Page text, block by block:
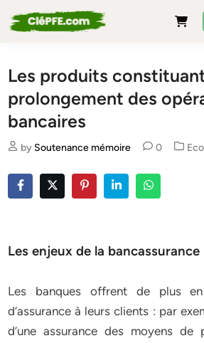
to
Les produits
prolongement des
bancaires
by Soutenance mémoire 0
Les enjeux de la bancassurance
Les banques offrent de plus
d’assurance à leurs clients : par
d’une assurance des moyens de